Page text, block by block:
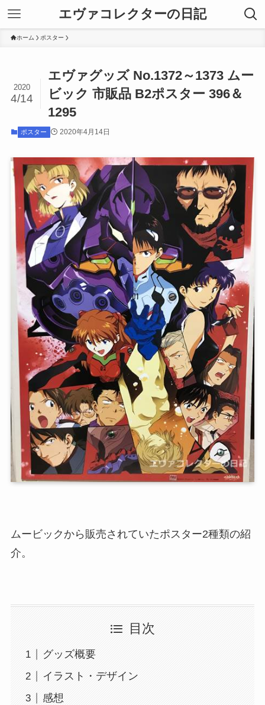
エヴァコレクターの日記
ホーム ポスター
エヴァグッズ No.1372～1373 ムー
ビック 市販品 B2ポスター 396＆
1295
2020
4/14
ポスター 2020年4月14日
ムービックから販売されていたポスター2種類の紹
介。
目次
グッズ概要
イラスト・デザイン
感想